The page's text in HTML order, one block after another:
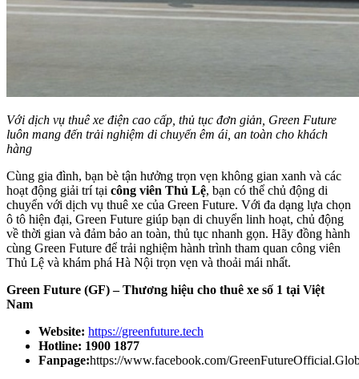
Với dịch vụ thuê xe điện cao cấp, thủ tục đơn giản, Green Future
luôn mang đến trải nghiệm di chuyển êm ái, an toàn cho khách
hàng
Cùng gia đình, bạn bè tận hưởng trọn vẹn không gian xanh và các
hoạt động giải trí tại công viên Thủ Lệ, bạn có thể chủ động di
chuyển với dịch vụ thuê xe của Green Future. Với đa dạng lựa chọn
ô tô hiện đại, Green Future giúp bạn di chuyển linh hoạt, chủ động
về thời gian và đảm bảo an toàn, thủ tục nhanh gọn. Hãy đồng hành
cùng Green Future để trải nghiệm hành trình tham quan công viên
Thủ Lệ và khám phá Hà Nội trọn vẹn và thoải mái nhất.
Green Future (GF) – Thương hiệu cho thuê xe số 1 tại Việt
Nam
Website: https://greenfuture.tech
Hotline: 1900 1877
Fanpage:https://www.facebook.com/